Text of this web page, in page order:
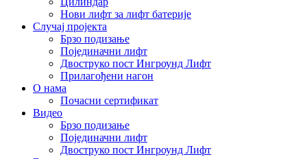
Нови лифт за лифт батерије
Случај пројекта
Брзо подизање
Појединачни лифт
Двоструко пост Ингроунд Лифт
Прилагођени нагон
О нама
Почасни сертификат
Видео
Брзо подизање
Појединачни лифт
Двоструко пост Ингроунд Лифт